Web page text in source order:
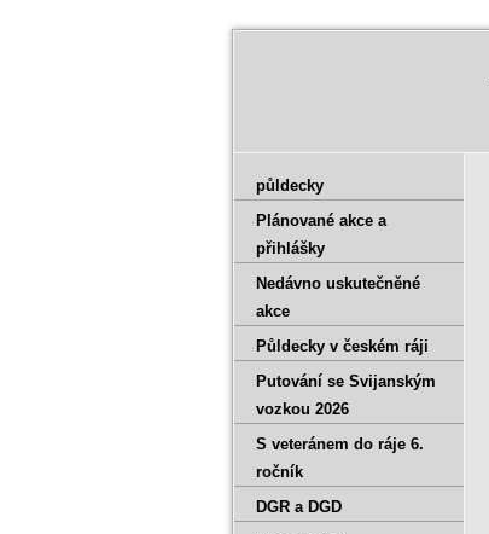
půldecky
Plánované akce a
přihlášky
Nedávno uskutečněné
akce
Půldecky v českém ráji
Putování se Svijanským
vozkou 2026
S veteránem do ráje 6.
ročník
DGR a DGD